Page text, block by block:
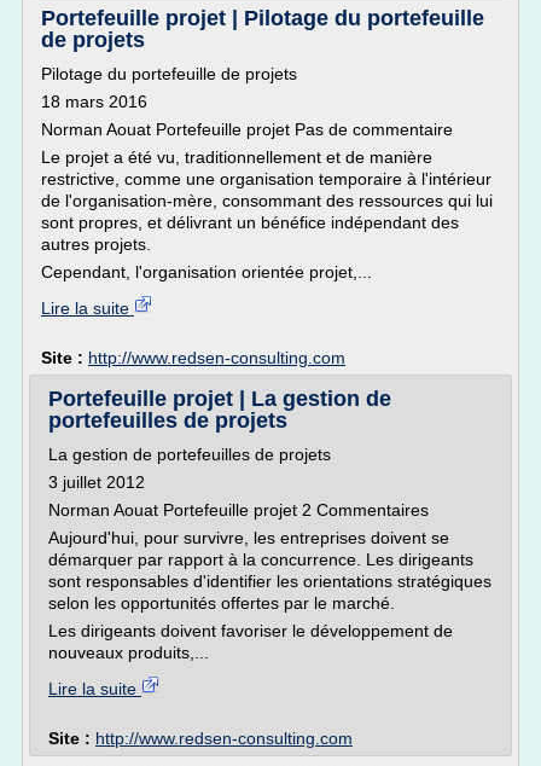
Portefeuille projet | Pilotage du portefeuille
de projets
Pilotage du portefeuille de projets
18 mars 2016
Norman Aouat Portefeuille projet Pas de commentaire
Le projet a été vu, traditionnellement et de manière
restrictive, comme une organisation temporaire à l'intérieur
de l'organisation-mère, consommant des ressources qui lui
sont propres, et délivrant un bénéfice indépendant des
autres projets.
Cependant, l'organisation orientée projet,...
Lire la suite
Site : http://www.redsen-consulting.com
Portefeuille projet | La gestion de
portefeuilles de projets
La gestion de portefeuilles de projets
3 juillet 2012
Norman Aouat Portefeuille projet 2 Commentaires
Aujourd'hui, pour survivre, les entreprises doivent se
démarquer par rapport à la concurrence. Les dirigeants
sont responsables d'identifier les orientations stratégiques
selon les opportunités offertes par le marché.
Les dirigeants doivent favoriser le développement de
nouveaux produits,...
Lire la suite
Site : http://www.redsen-consulting.com